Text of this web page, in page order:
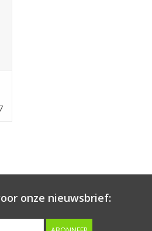
onze nieuwsbrief: